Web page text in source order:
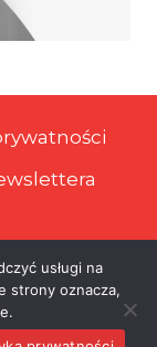
usługi na
strony oznacza,